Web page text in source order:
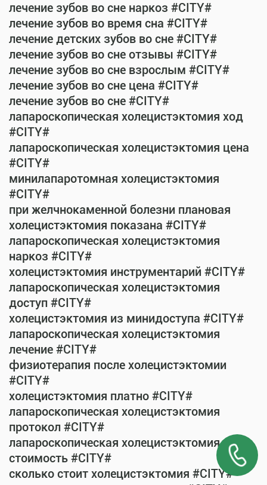
лечение зубов во сне наркоз #CITY#
лечение зубов во время сна #CITY#
лечение детских зубов во сне #CITY#
лечение зубов во сне отзывы #CITY#
лечение зубов во сне взрослым #CITY#
лечение зубов во сне цена #CITY#
лечение зубов во сне #CITY#
лапароскопическая холецистэктомия ход
#CITY#
лапароскопическая холецистэктомия цена
#CITY#
минилапаротомная холецистэктомия
#CITY#
при желчнокаменной болезни плановая
холецистэктомия показана #CITY#
лапароскопическая холецистэктомия
наркоз #CITY#
холецистэктомия инструментарий #CITY#
лапароскопическая холецистэктомия
доступ #CITY#
холецистэктомия из минидоступа #CITY#
лапароскопическая холецистэктомия
лечение #CITY#
физиотерапия после холецистэктомии
#CITY#
холецистэктомия платно #CITY#
лапароскопическая холецистэктомия
протокол #CITY#
лапароскопическая холецистэктомия
стоимость #CITY#
сколько стоит холецистэктомия #CITY#